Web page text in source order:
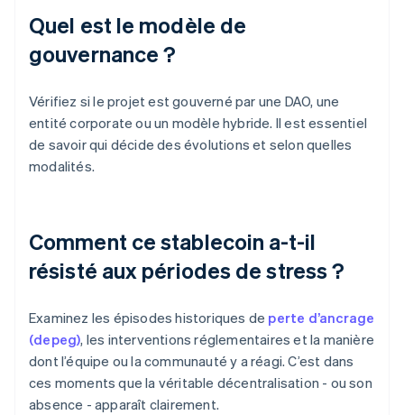
Quel est le modèle de
gouvernance ?
Vérifiez si le projet est gouverné par une DAO, une
entité corporate ou un modèle hybride. Il est essentiel
de savoir qui décide des évolutions et selon quelles
modalités.
Comment ce stablecoin a-t-il
résisté aux périodes de stress ?
Examinez les épisodes historiques de perte d’ancrage
(depeg), les interventions réglementaires et la manière
dont l’équipe ou la communauté y a réagi. C’est dans
ces moments que la véritable décentralisation - ou son
absence - apparaît clairement.